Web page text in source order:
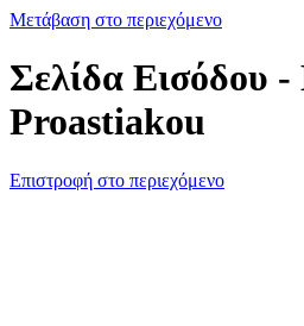
Μετάβαση στο περιεχόμενο
Σελίδα Εισόδου
Proastiakou
Επιστροφή στο περιεχόμενο